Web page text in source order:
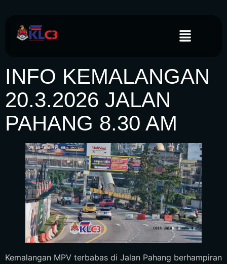
INFO KEMALANGAN
20.3.2026 JALAN
PAHANG 8.30 AM
Kemalangan MPV terbabas di Jalan Pahang berhampiran